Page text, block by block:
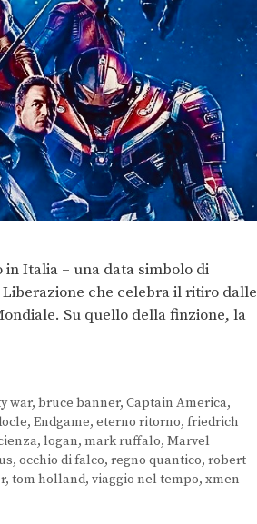
in Italia – una data simbolo di
che celebra il ritiro dalle
Su quello della finzione, la
war, bruce banner, Captain America,
, Endgame, eterno ritorno, friedrich
, logan, mark ruffalo, Marvel
, occhio di falco, regno quantico, robert
, tom holland, viaggio nel tempo, xmen